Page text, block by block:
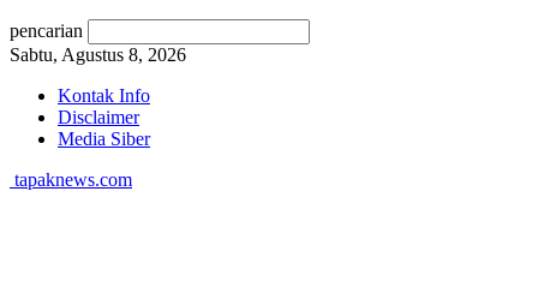
pencarian
Sabtu, Agustus 8, 2026
Kontak Info
Disclaimer
Media Siber
tapaknews.com